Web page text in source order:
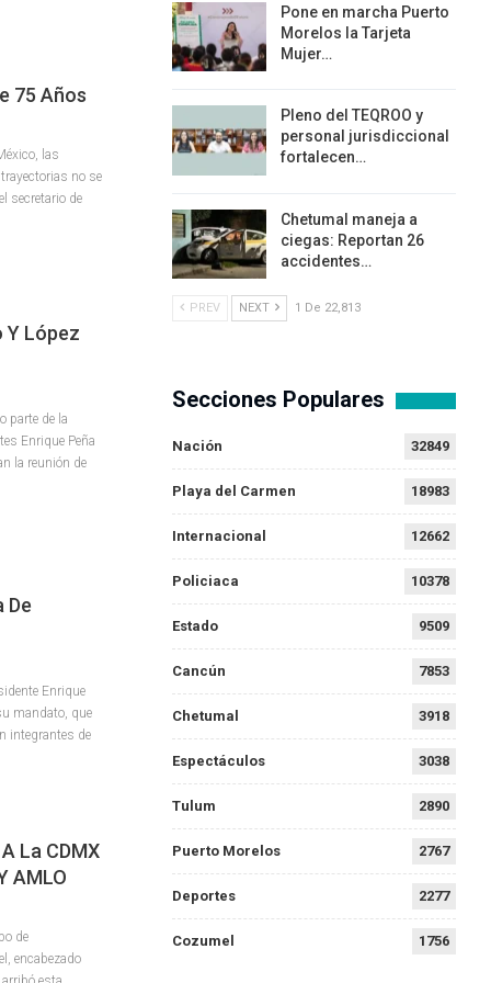
75 Años
las
no se
secretario de
Y López
parte de la
Enrique Peña
la reunión de
De
Enrique
mandato, que
integrantes de
La CDMX
AMLO
de
encabezado
Pone en marcha Puerto
Morelos la Tarjeta
Mujer…
Pleno del TEQROO y
personal jurisdiccional
fortalecen…
Chetumal maneja a
ciegas: Reportan 26
accidentes…
PREV NEXT 1 De 22,813
Secciones Populares
Nación 32849
Playa del Carmen 18983
Internacional 12662
Policiaca 10378
Estado 9509
Cancún 7853
Chetumal 3918
Espectáculos 3038
Tulum 2890
Puerto Morelos 2767
Deportes 2277
Cozumel 1756